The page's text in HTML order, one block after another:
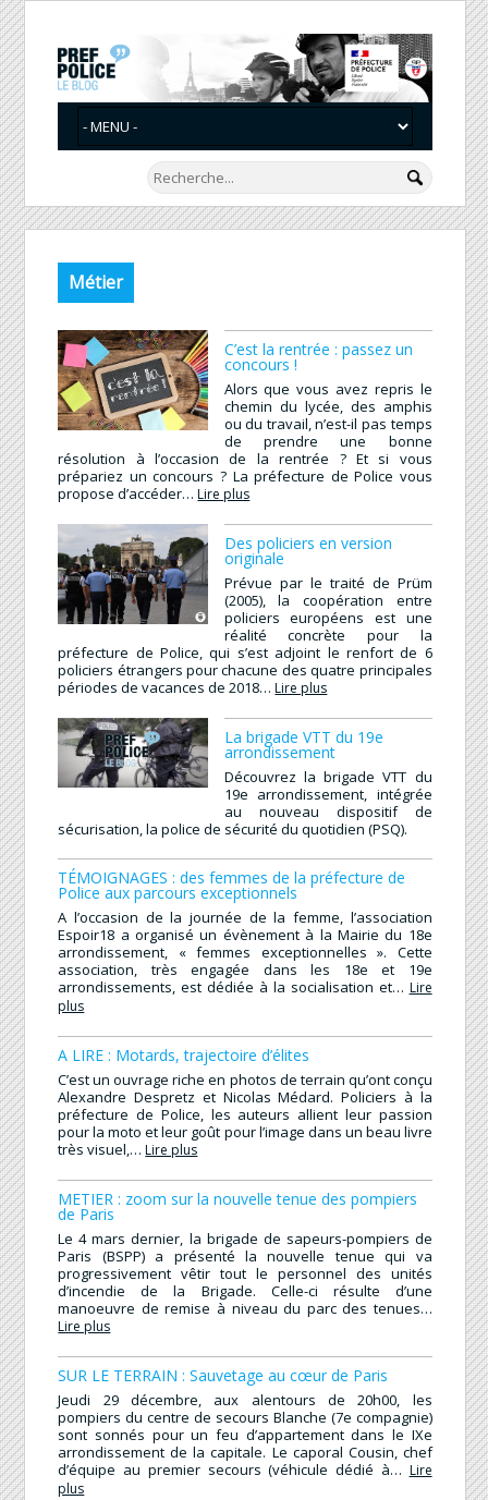
Métier
C’est la rentrée : passez un
concours !
Alors que vous avez repris le
chemin du lycée, des amphis
ou du travail, n’est-il pas temps
de prendre une bonne
résolution à l’occasion de la rentrée ? Et si vous
prépariez un concours ? La préfecture de Police vous
propose d’accéder…Lire plus
Des policiers en version
originale
Prévue par le traité de Prüm
(2005), la coopération entre
policiers européens est une
réalité concrète pour la
préfecture de Police, qui s’est adjoint le renfort de 6
policiers étrangers pour chacune des quatre principales
périodes de vacances de 2018…Lire plus
La brigade VTT du 19e
arrondissement
Découvrez la brigade VTT du
19e arrondissement, intégrée
au nouveau dispositif de
sécurisation, la police de sécurité du quotidien (PSQ).
TÉMOIGNAGES : des femmes de la préfecture de
Police aux parcours exceptionnels
A l’occasion de la journée de la femme, l’association
Espoir18 a organisé un évènement à la Mairie du 18e
arrondissement, « femmes exceptionnelles ». Cette
association, très engagée dans les 18e et 19e
arrondissements, est dédiée à la socialisation et… Lire
plus
A LIRE : Motards, trajectoire d’élites
C’est un ouvrage riche en photos de terrain qu’ont conçu
Alexandre Despretz et Nicolas Médard. Policiers à la
préfecture de Police, les auteurs allient leur passion
pour la moto et leur goût pour l’image dans un beau livre
très visuel,…Lire plus
METIER : zoom sur la nouvelle tenue des pompiers
de Paris
Le 4 mars dernier, la brigade de sapeurs-pompiers de
Paris (BSPP) a présenté la nouvelle tenue qui va
progressivement vêtir tout le personnel des unités
d’incendie de la Brigade. Celle-ci résulte d’une
manoeuvre de remise à niveau du parc des tenues…
Lire plus
SUR LE TERRAIN : Sauvetage au cœur de Paris
Jeudi 29 décembre, aux alentours de 20h00, les
pompiers du centre de secours Blanche (7e compagnie)
sont sonnés pour un feu d’appartement dans le IXe
arrondissement de la capitale. Le caporal Cousin, chef
d’équipe au premier secours (véhicule dédié à… Lire
plus